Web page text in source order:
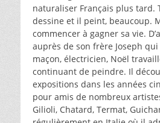
naturaliser Français plus tard.
dessine et il peint, beaucoup.
commencer à gagner sa vie.
auprès de son frère Joseph
maçon, électricien, Noël
continuant de peindre. Il
expositions dans les années
pour amis de nombreux
Gilioli, Chatard, Termat,